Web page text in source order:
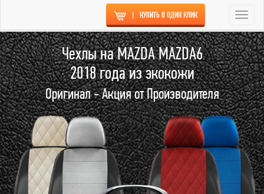
| КУПИТЬ В ОДИН КЛИК
Чехлы на MAZDA MAZDA6
2018 года из экокожи
Оригинал - Акция от Производителя